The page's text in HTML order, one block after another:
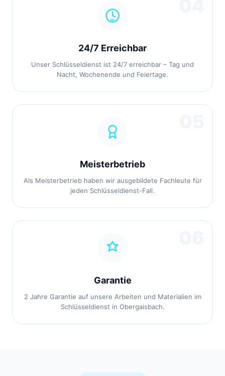
24/7 Erreichbar
Unser Schlüsseldienst ist 24/7 erreichbar – Tag und
Nacht, Wochenende und Feiertage.
Meisterbetrieb
Als Meisterbetrieb haben wir ausgebildete Fachleute für
jeden Schlüsseldienst-Fall.
Garantie
2 Jahre Garantie auf unsere Arbeiten und Materialien im
Schlüsseldienst in Obergaisbach.